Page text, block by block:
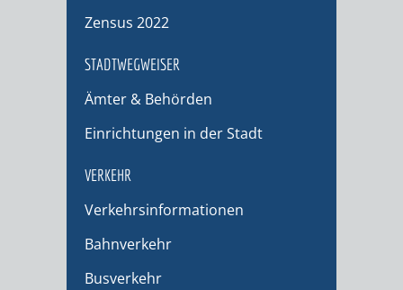
Zensus 2022
STADTWEGWEISER
Ämter & Behörden
Einrichtungen in der Stadt
VERKEHR
Verkehrsinformationen
Bahnverkehr
Busverkehr